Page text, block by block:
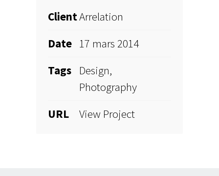
ClientArrelation
Date 17 mars 2014
Tags Design,
Photography
URL
View Project